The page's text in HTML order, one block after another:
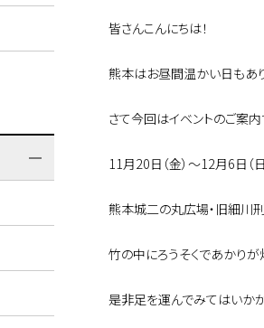
皆さんこんにちは！
熊本はお昼間温かい日もあ
さて今回はイベントのご案内
11月20日（金）～12月6日（
熊本城二の丸広場・旧細川
竹の中にろうそくであかり
是非足を運んでみてはいか